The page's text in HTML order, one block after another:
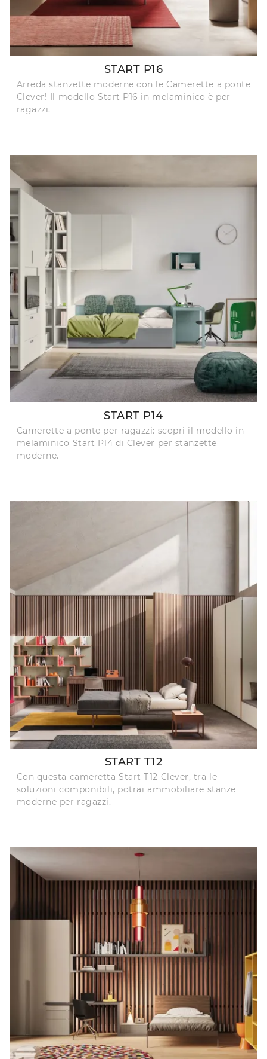
START P16
Arreda stanzette moderne con le Camerette a ponte
Clever! Il modello Start P16 in melaminico è per
ragazzi.
START P14
Camerette a ponte per ragazzi: scopri il modello in
melaminico Start P14 di Clever per stanzette
moderne.
START T12
Con questa cameretta Start T12 Clever, tra le
soluzioni componibili, potrai ammobiliare stanze
moderne per ragazzi.